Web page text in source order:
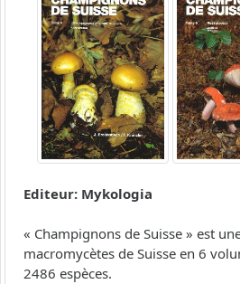
Editeur: Mykologia
« Champignons de Suisse » est
macromycètes de Suisse en 6
2486 espèces.